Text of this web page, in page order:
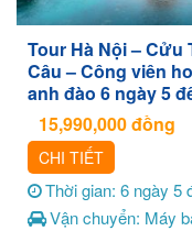
Tour Hà Nội – Cửu
Câu – Công viên
anh đào 6 ngày 5
15,990,000đồng
CHI TIẾT
Thời gian: 6 ngày 5
Vận chuyển: Máy